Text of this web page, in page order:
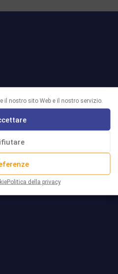
il nostro sito Web e il nostro servizio.
Politica della privacy